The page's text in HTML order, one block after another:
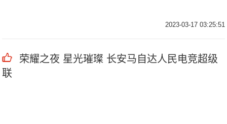
2023-03-17 03:25:51
荣耀之夜 星光璀璨 长安马自达人民电竞超级
联